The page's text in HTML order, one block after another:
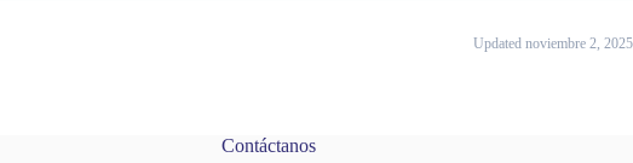
Updated noviembre 2, 2025
Contáctanos